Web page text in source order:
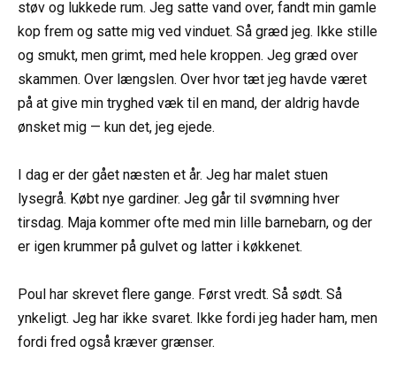
støv og lukkede rum. Jeg satte vand over, fandt min gamle
kop frem og satte mig ved vinduet. Så græd jeg. Ikke stille
og smukt, men grimt, med hele kroppen. Jeg græd over
skammen. Over længslen. Over hvor tæt jeg havde været
på at give min tryghed væk til en mand, der aldrig havde
ønsket mig — kun det, jeg ejede.
I dag er der gået næsten et år. Jeg har malet stuen
lysegrå. Købt nye gardiner. Jeg går til svømning hver
tirsdag. Maja kommer ofte med min lille barnebarn, og der
er igen krummer på gulvet og latter i køkkenet.
Poul har skrevet flere gange. Først vredt. Så sødt. Så
ynkeligt. Jeg har ikke svaret. Ikke fordi jeg hader ham, men
fordi fred også kræver grænser.